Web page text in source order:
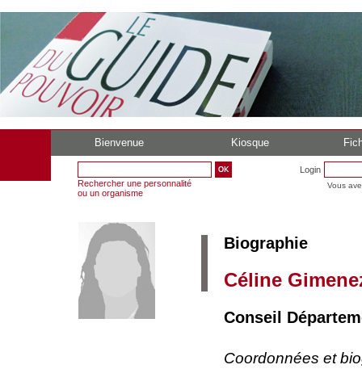
Bienvenue Kiosque
Rechercher une personnalité
ou un organisme
Login
Vous
Biographie
Céline
Conseil
Coordonnées et